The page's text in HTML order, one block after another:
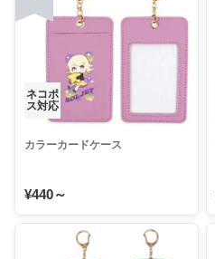
ネコポ
ス対応
カラーカードケース
¥440～